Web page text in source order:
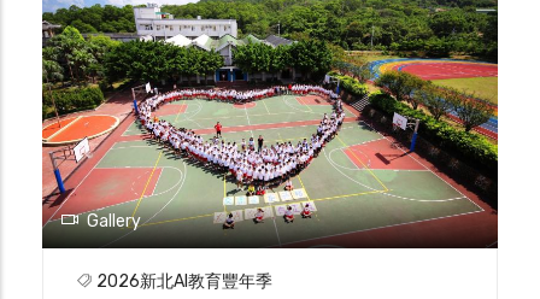
Gallery
2026新北AI教育豐年季